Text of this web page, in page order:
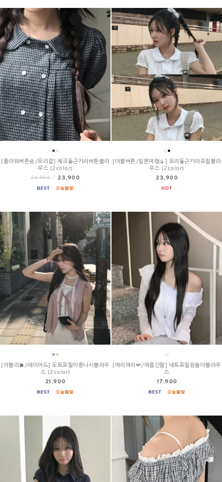
[플라워버튼🌼/모리걸] 체크둥근카라버튼블라
우스 (2color)
26,900 / 23,900
[더블버튼/일본여행🍙] 모리둥근카라프릴블라
우스 (2color)
23,900
[러블리🫐/레이어드] 도트프릴이중나시블라우
스 (2color)
21,900
[여리여리🪽/여름긴팔] 네트프릴원숄더블라우
스
17,900